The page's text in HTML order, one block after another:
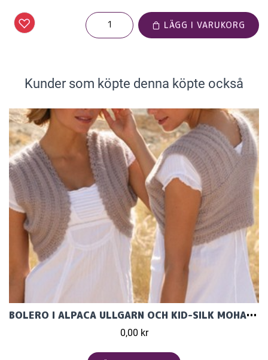
LÄGG I VARUKORG
Kunder som köpte denna köpte också
BOLERO I ALPACA ULLGARN OCH KID-SILK MOHAIRGARN
0,00 kr